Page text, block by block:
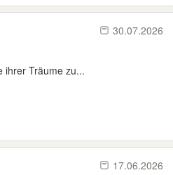
30.07.2026
ihrer Träume zu...
17.06.2026